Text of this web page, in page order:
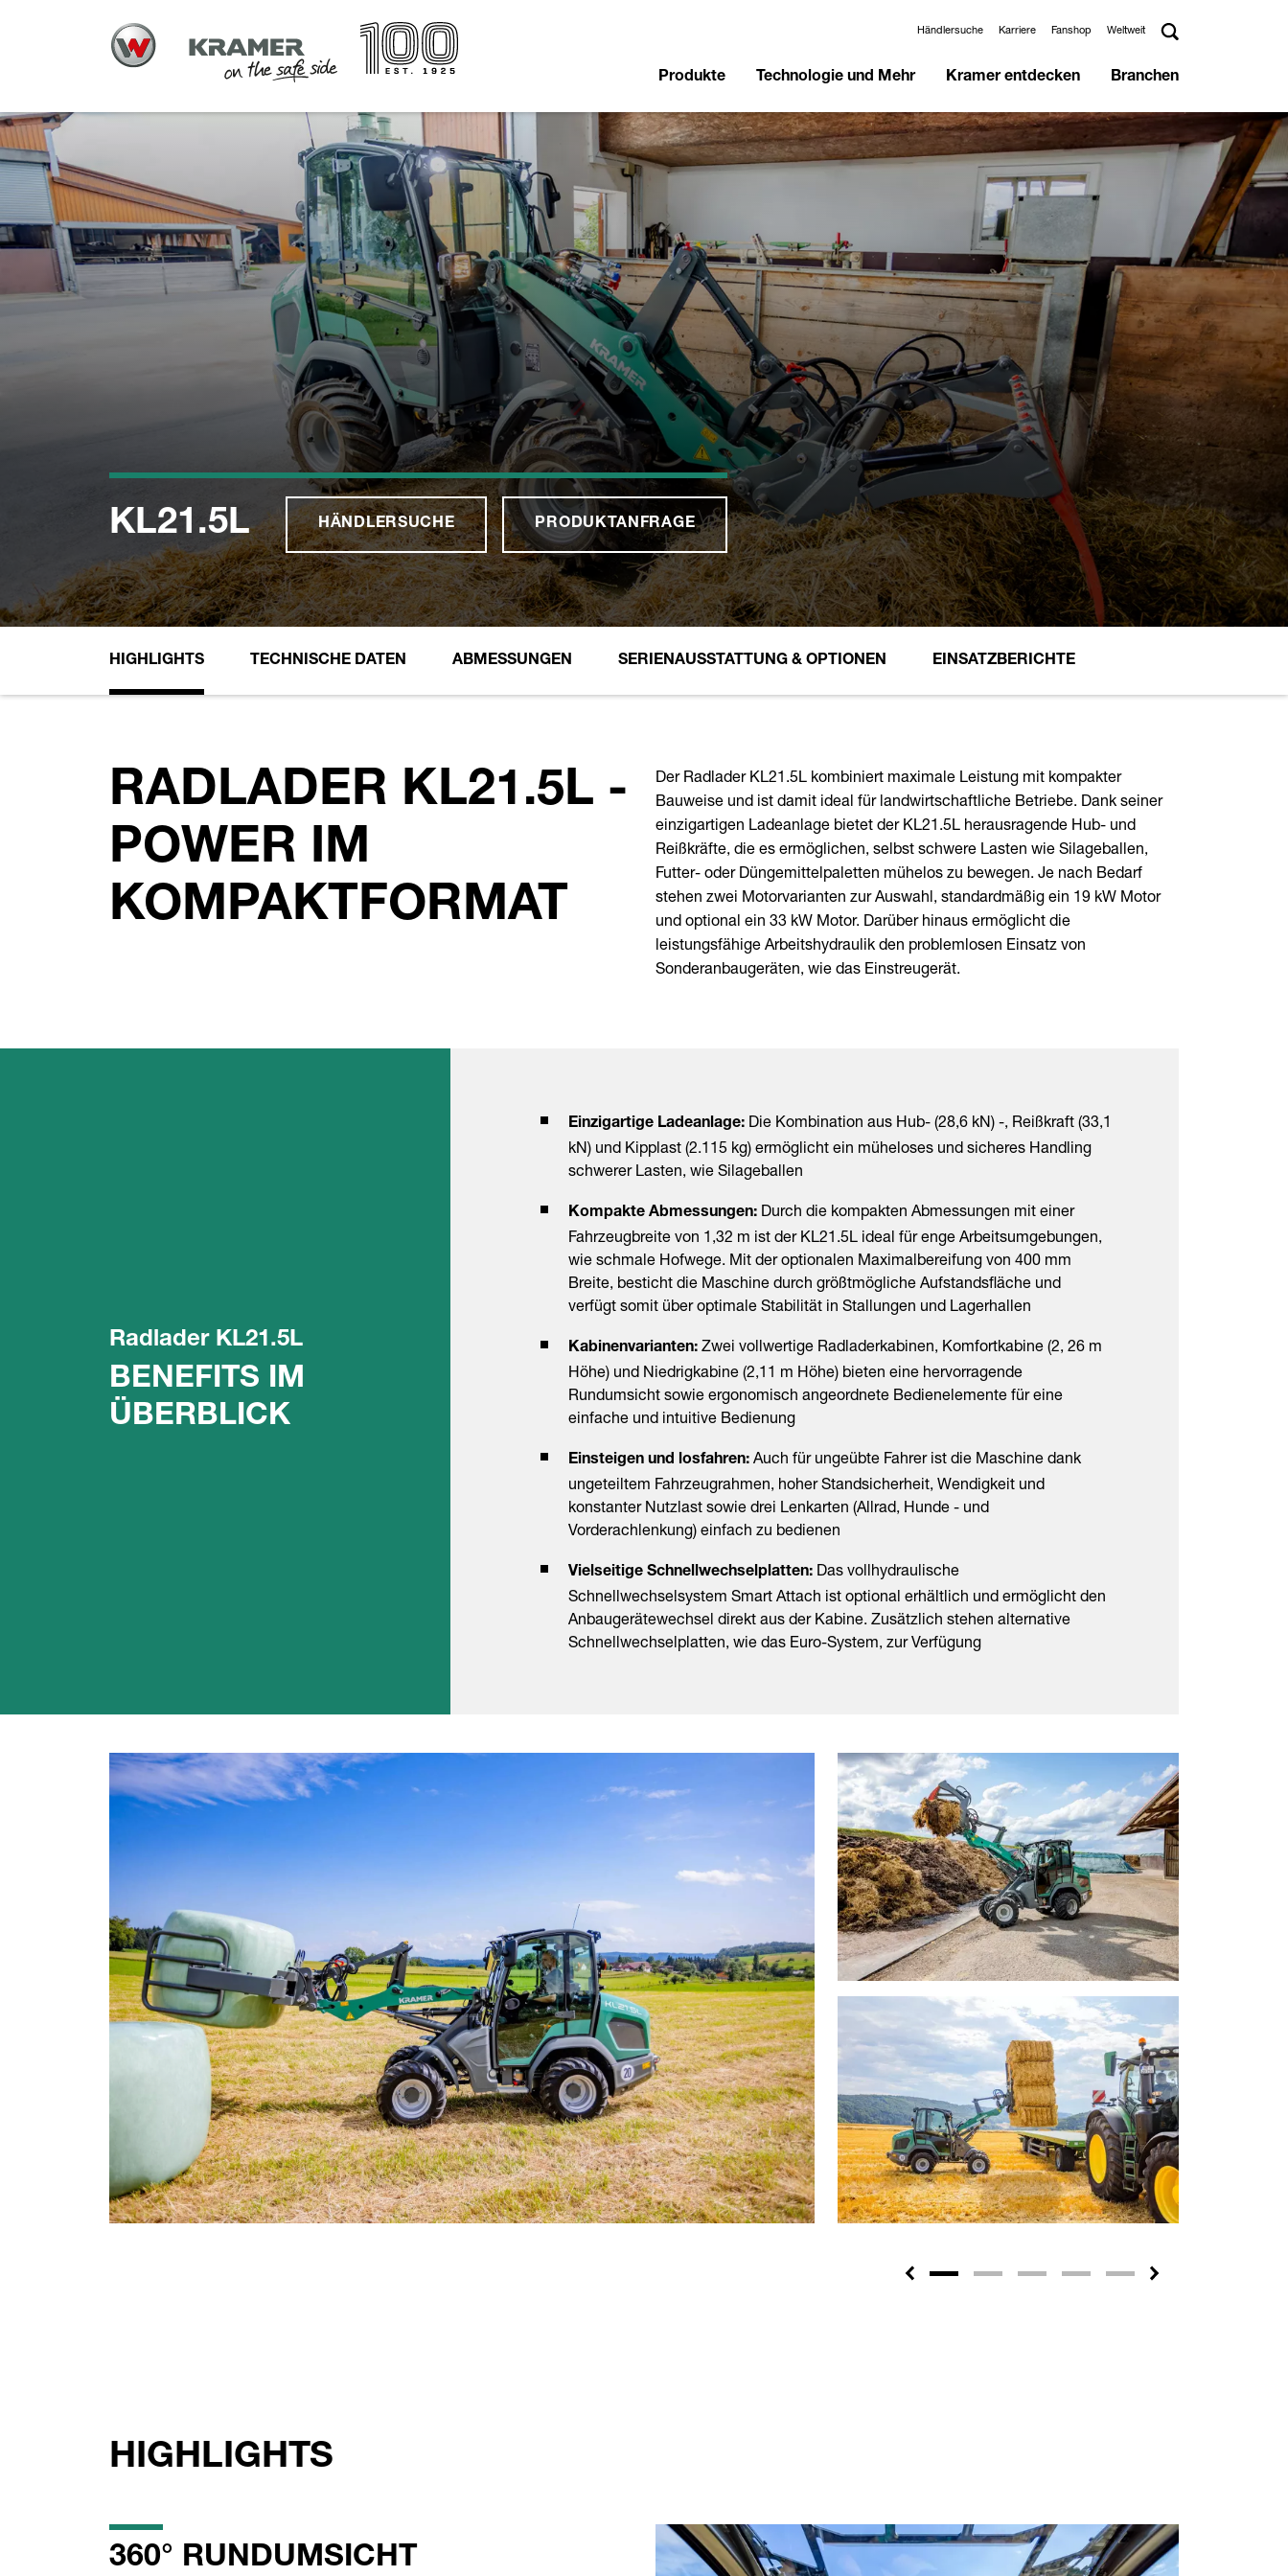
Händlersuche Karriere Fanshop Weltweit
Produkte Technologie und Mehr Kramer entdecken Branchen
KL21.5L HÄNDLERSUCHE PRODUKTANFRAGE
HIGHLIGHTS TECHNISCHE DATEN ABMESSUNGEN SERIENAUSSTATTUNG & OPTIONEN EINSATZBERICHTE
RADLADER KL21.5L -
POWER IM
KOMPAKTFORMAT
Der Radlader KL21.5L kombiniert maximale Leistung mit kompakter
Bauweise und ist damit ideal für landwirtschaftliche Betriebe. Dank seiner
einzigartigen Ladeanlage bietet der KL21.5L herausragende Hub- und
Reißkräfte, die es ermöglichen, selbst schwere Lasten wie Silageballen,
Futter- oder Düngemittelpaletten mühelos zu bewegen. Je nach Bedarf
stehen zwei Motorvarianten zur Auswahl, standardmäßig ein 19 kW Motor
und optional ein 33 kW Motor. Darüber hinaus ermöglicht die
leistungsfähige Arbeitshydraulik den problemlosen Einsatz von
Sonderanbaugeräten, wie das Einstreugerät.
Radlader KL21.5L
BENEFITS IM
ÜBERBLICK
Einzigartige Ladeanlage: Die Kombination aus Hub- (28,6 kN) -, Reißkraft (33,1
kN) und Kipplast (2.115 kg) ermöglicht ein müheloses und sicheres Handling
schwerer Lasten, wie Silageballen
Kompakte Abmessungen: Durch die kompakten Abmessungen mit einer
Fahrzeugbreite von 1,32 m ist der KL21.5L ideal für enge Arbeitsumgebungen,
wie schmale Hofwege. Mit der optionalen Maximalbereifung von 400 mm
Breite, besticht die Maschine durch größtmögliche Aufstandsfläche und
verfügt somit über optimale Stabilität in Stallungen und Lagerhallen
Kabinenvarianten: Zwei vollwertige Radladerkabinen, Komfortkabine (2, 26 m
Höhe) und Niedrigkabine (2,11 m Höhe) bieten eine hervorragende
Rundumsicht sowie ergonomisch angeordnete Bedienelemente für eine
einfache und intuitive Bedienung
Einsteigen und losfahren: Auch für ungeübte Fahrer ist die Maschine dank
ungeteiltem Fahrzeugrahmen, hoher Standsicherheit, Wendigkeit und
konstanter Nutzlast sowie drei Lenkarten (Allrad, Hunde - und
Vorderachlenkung) einfach zu bedienen
Vielseitige Schnellwechselplatten: Das vollhydraulische
Schnellwechselsystem Smart Attach ist optional erhältlich und ermöglicht den
Anbaugerätewechsel direkt aus der Kabine. Zusätzlich stehen alternative
Schnellwechselplatten, wie das Euro-System, zur Verfügung
Previous Next
HIGHLIGHTS
360° RUNDUMSICHT